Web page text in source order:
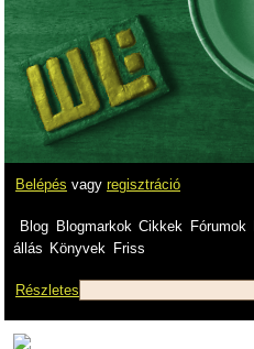
Belépés vagy regisztráció
Blog Blogmarkok Cikkek Fórumok
állás Könyvek Friss
Részletes